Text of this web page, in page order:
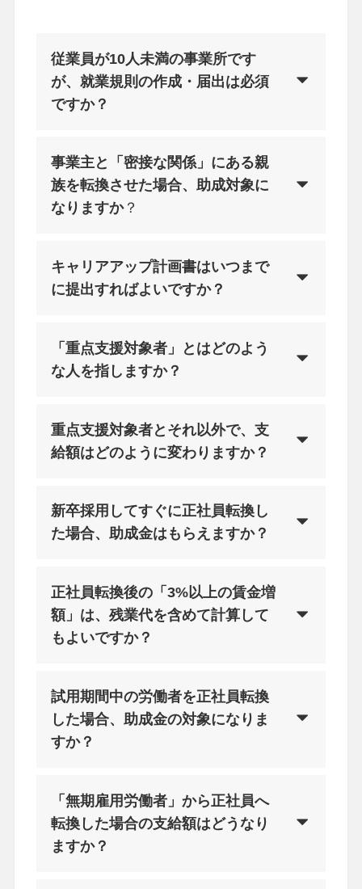
従業員が10人未満の事業所です
が、就業規則の作成・届出は必須
ですか？
事業主と「密接な関係」にある親
族を転換させた場合、助成対象に
なりますか？
キャリアアップ計画書はいつまで
に提出すればよいですか？
「重点支援対象者」とはどのよう
な人を指しますか？
重点支援対象者とそれ以外で、支
給額はどのように変わりますか？
新卒採用してすぐに正社員転換し
た場合、助成金はもらえますか？
正社員転換後の「3%以上の賃金増
額」は、残業代を含めて計算して
もよいですか？
試用期間中の労働者を正社員転換
した場合、助成金の対象になりま
すか？
「無期雇用労働者」から正社員へ
転換した場合の支給額はどうなり
ますか？